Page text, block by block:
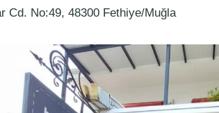
Cd. No:49, 48300 Fethiye/Muğla